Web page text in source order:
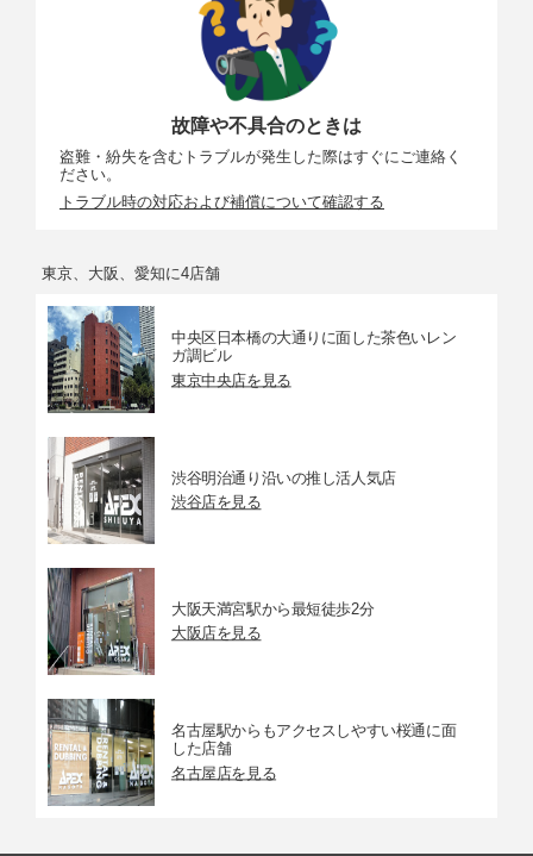
故障や不具合のときは
盗難・紛失を含むトラブルが発生した際はすぐにご連絡く
ださい。
トラブル時の対応および補償について確認する
東京、大阪、愛知に4店舗
中央区日本橋の大通りに面した茶色いレン
ガ調ビル
東京中央店を見る
渋谷明治通り沿いの推し活人気店
渋谷店を見る
大阪天満宮駅から最短徒歩2分
大阪店を見る
名古屋駅からもアクセスしやすい桜通に面
した店舗
名古屋店を見る